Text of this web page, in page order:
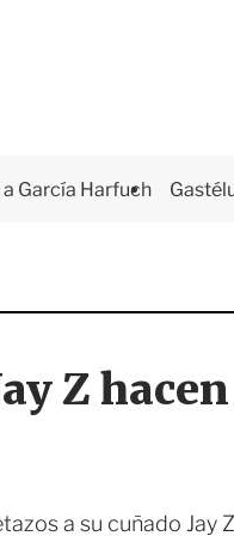
García Harfuch
Z
a su cuñado Jay